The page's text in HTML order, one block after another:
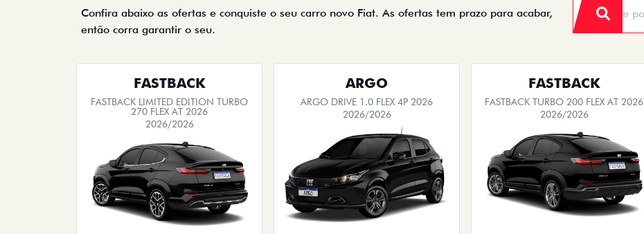
Confira abaixo as ofertas e conquiste o seu carro novo Fiat. As ofertas tem prazo para acabar,
então corra garantir o seu.
FASTBACK
FASTBACK LIMITED EDITION TURBO
270 FLEX AT 2026
2026/2026
ARGO
ARGO DRIVE 1.0 FLEX 4P 2026
2026/2026
FASTBACK
FASTBACK TURBO 200 FLEX AT 2026
2026/2026